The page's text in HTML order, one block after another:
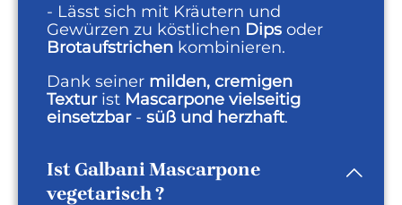
- Lässt sich mit Kräutern und
Gewürzen zu köstlichen Dips oder
Brotaufstrichen kombinieren.
Dank seiner milden, cremigen
Texturist Mascarpone vielseitig
einsetzbar- süß und herzhaft.
Ist Galbani Mascarpone
vegetarisch ?